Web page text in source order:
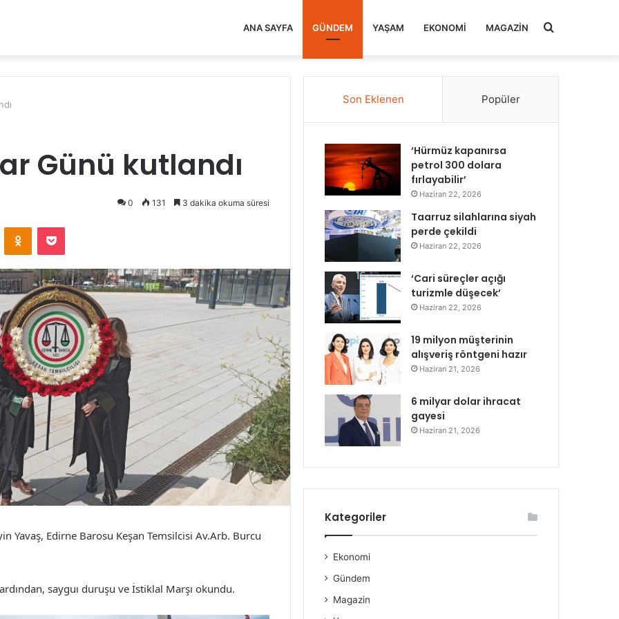
ANA SAYFA GÜNDEM YAŞAM EKONOMI MAGAZIN Arama
Günü kutlandı
0 131 3 dakika okuma süresi
Odnoklassniki
Pocket
Yavaş, Edirne Barosu Keşan Temsilcisi Av.Arb. Burcu
sayguı duruşu ve İstiklal Marşı okundu.
Son Eklenen Popüler
‘Hürmüz kapanırsa
petrol 300 dolara
fırlayabilir’
Haziran 22, 2026
Taarruz silahlarına siyah
perde çekildi
Haziran 22, 2026
‘Cari süreçler açığı
turizmle düşecek’
Haziran 22, 2026
19 milyon müşterinin
alışveriş röntgeni hazır
Haziran 21, 2026
6 milyar dolar ihracat
gayesi
Haziran 21, 2026
Kategoriler
Ekonomi
Gündem
Magazin